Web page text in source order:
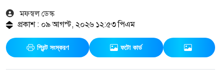
মফস্বল ডেস্ক
প্রকাশ : ০৯ আগস্ট, ২০২৬ ১২:৫৩ পিএম
প্রিন্ট সংস্করণ ফটো কার্ড